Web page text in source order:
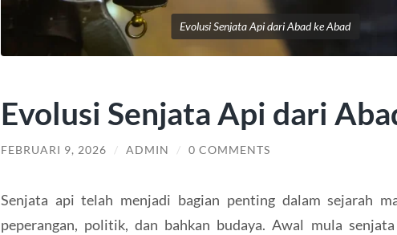
Evolusi Senjata Api dari Abad ke Abad
Evolusi Senjata Api dari
FEBRUARI 9, 2026 / ADMIN / 0 COMMENTS
Senjata api telah menjadi bagian penting dalam sejarah
peperangan, politik, dan bahkan budaya. Awal mula